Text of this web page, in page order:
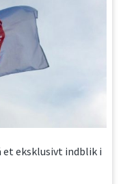
et eksklusivt indblik i